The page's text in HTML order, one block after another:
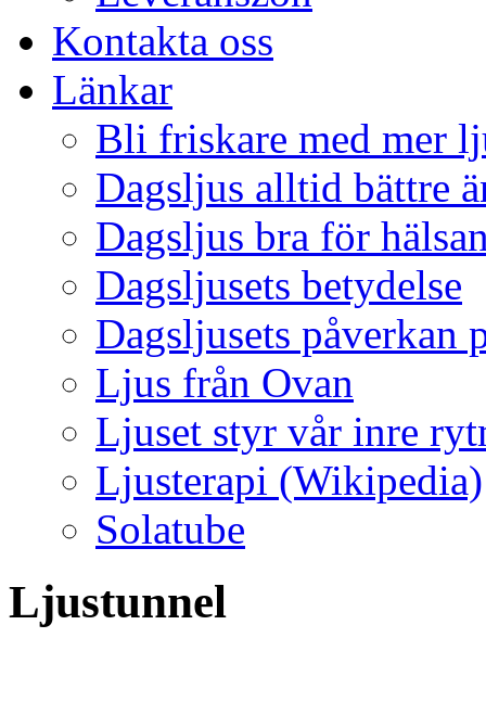
Kontakta oss
Länkar
Bli friskare med mer
Dagsljus alltid bättre
Dagsljus bra för
Dagsljusets betydelse
Dagsljusets påverkan
Ljus från Ovan
Ljuset styr vår inre
Ljusterapi (Wikipedia)
Solatube
Ljustunnel